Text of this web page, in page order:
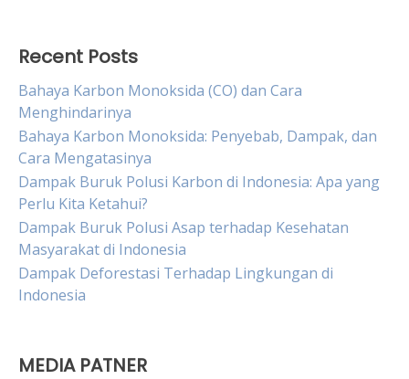
Recent Posts
Bahaya Karbon Monoksida (CO) dan Cara
Menghindarinya
Bahaya Karbon Monoksida: Penyebab, Dampak, dan
Cara Mengatasinya
Dampak Buruk Polusi Karbon di Indonesia: Apa yang
Perlu Kita Ketahui?
Dampak Buruk Polusi Asap terhadap Kesehatan
Masyarakat di Indonesia
Dampak Deforestasi Terhadap Lingkungan di
Indonesia
MEDIA PATNER